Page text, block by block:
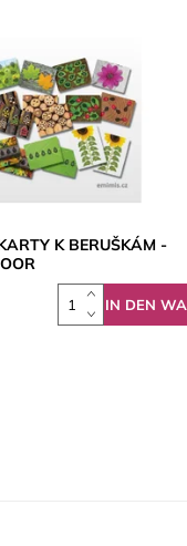
K BERUŠKÁM -